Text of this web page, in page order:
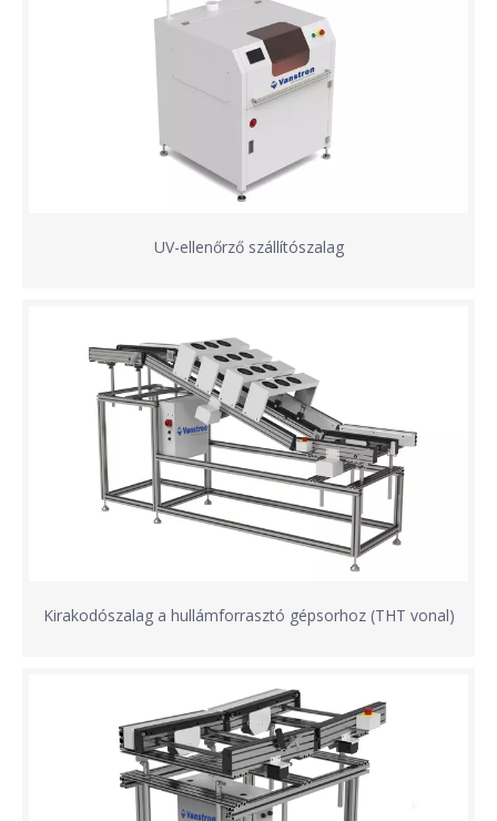
UV-ellenőrző szállítószalag
Kirakodószalag a hullámforrasztó gépsorhoz (THT vonal)